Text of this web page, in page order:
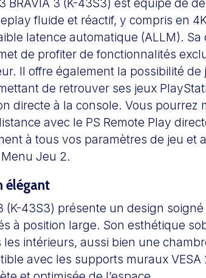
BRAVIA 3 (K-43S3) est équipé de
fluide et réactif, y compris en
latence automatique (ALLM). Sa
de profiter de fonctionnalités
Il offre également la possibilité de
de retrouver ses jeux
directe à la console. Vous pourrez
avec le PS Remote Play
à tous vos paramètres de jeu et
Jeu 2.
élégant
(K-43S3) présente un design
à position large. Son esthétique
intérieurs, aussi bien une
avec les supports muraux